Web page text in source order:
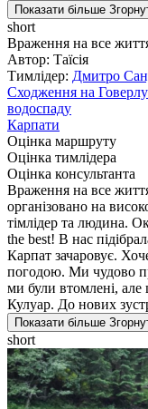
Показати більше
short
Враження на все
Автор: Таїсія
Тимлідер: Дмитро
Сходження на
водоспаду
Карпати
Оцінка маршруту
Оцінка тимлідера
Оцінка консультанта
Враження на все
організовано на
тімлідер та людина.
the best! В нас
Карпат зачаровує.
погодою. Ми чудово
ми були втомлені, але
Кулуар. До нових
Показати більше
short